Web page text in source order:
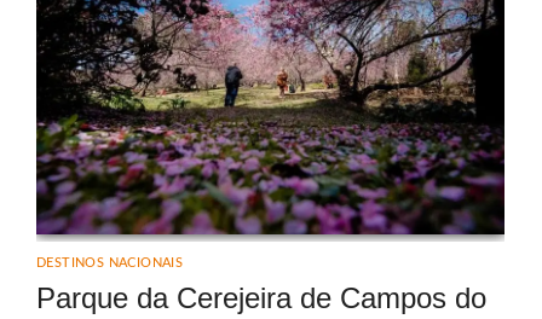
DESTINOS NACIONAIS
Parque da Cerejeira de Campos do